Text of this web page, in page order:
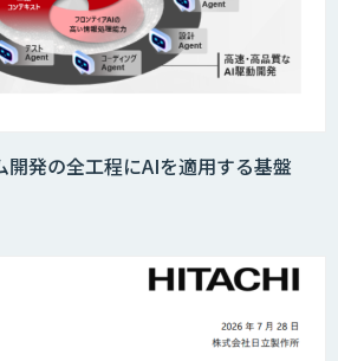
開発の全工程にAIを適用する基盤